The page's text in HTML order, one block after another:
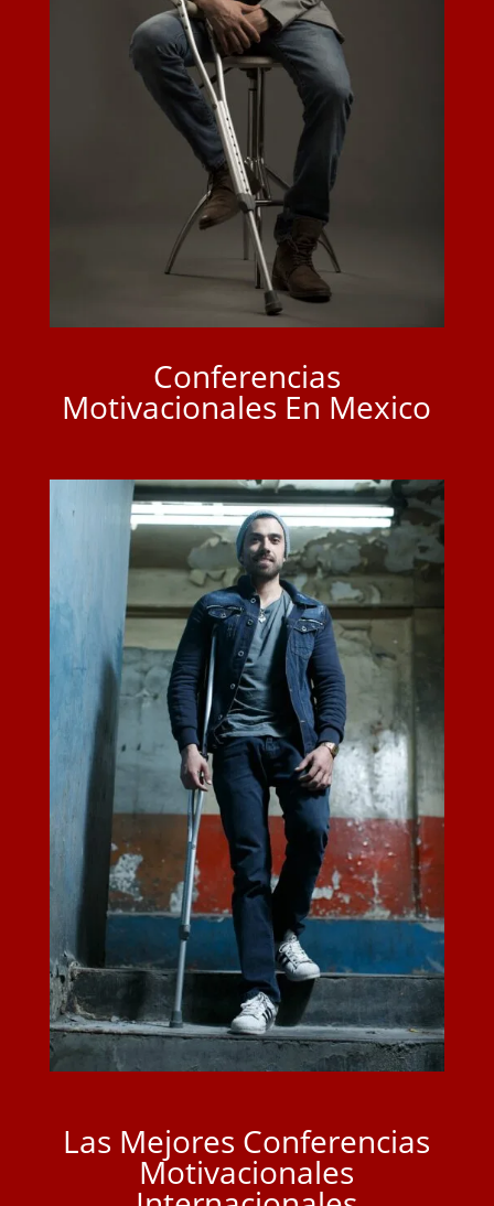
Conferencias
Motivacionales En Mexico
Las Mejores Conferencias
Motivacionales